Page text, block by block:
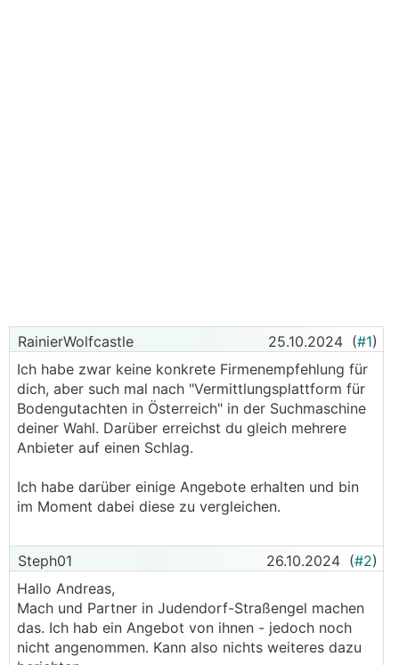
RainierWolfcastle 25.10.2024 (#1)
Ich habe zwar keine konkrete Firmenempfehlung für
dich, aber such mal nach "Vermittlungsplattform für
Bodengutachten in Österreich" in der Suchmaschine
deiner Wahl. Darüber erreichst du gleich mehrere
Anbieter auf einen Schlag.
Ich habe darüber einige Angebote erhalten und bin
im Moment dabei diese zu vergleichen.
Steph01 26.10.2024 (#2)
Hallo Andreas,
Mach und Partner in Judendorf-Straßengel machen
das. Ich hab ein Angebot von ihnen - jedoch noch
nicht angenommen. Kann also nichts weiteres dazu